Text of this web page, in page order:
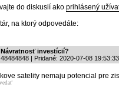
do diskusií ako prihlásený
na ktorý odpovedáte:
Návratnosť investícií?
| Pridané: 2020-07-08 19:53:33
satelity nemaju potencial pre